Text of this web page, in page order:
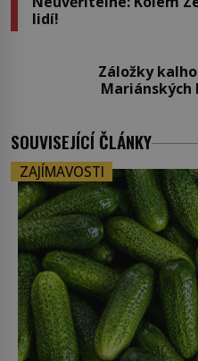
lidí!
Záložky
Mariánských
SOUVISEJÍCÍ ČLÁNKY
ZAJÍMAVOSTI